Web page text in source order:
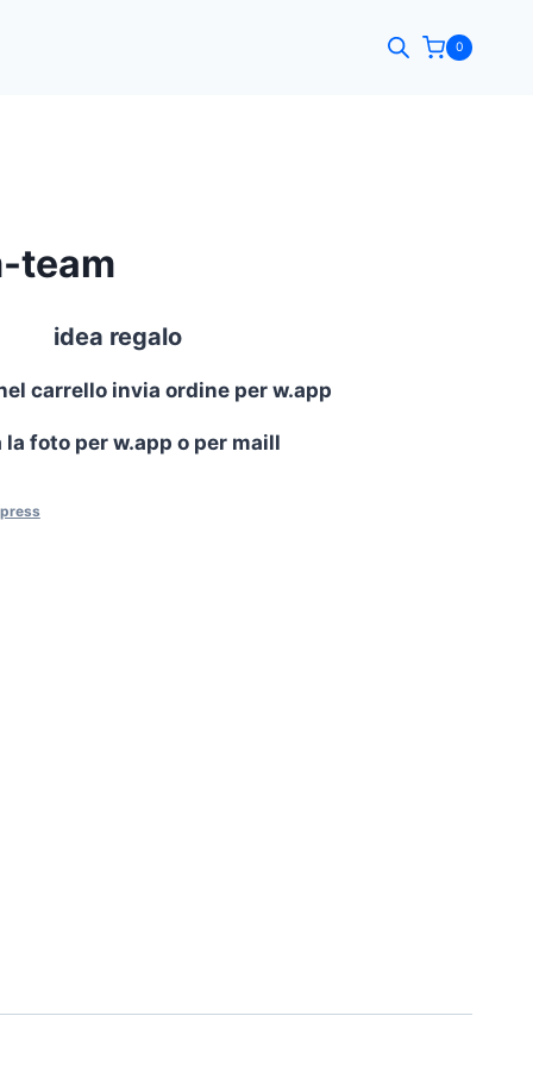
0
team
idea regalo
carrello invia ordine per w.app
la foto per w.app o per maill